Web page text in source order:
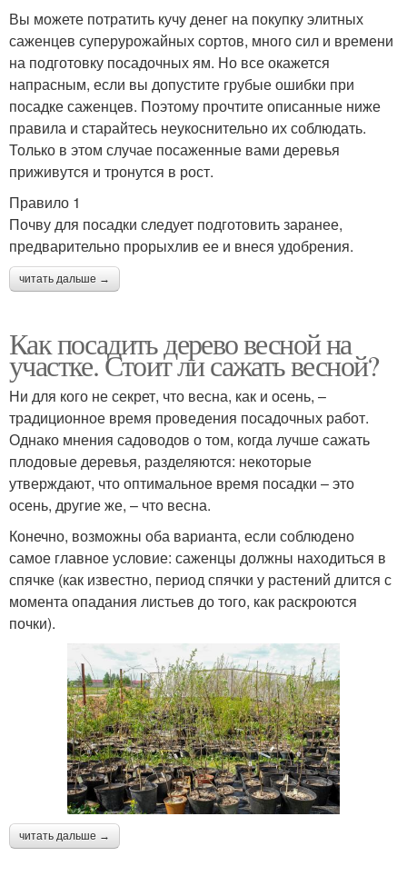
Вы можете потратить кучу денег на покупку элитных
саженцев суперурожайных сортов, много сил и времени
на подготовку посадочных ям. Но все окажется
напрасным, если вы допустите грубые ошибки при
посадке саженцев. Поэтому прочтите описанные ниже
правила и старайтесь неукоснительно их соблюдать.
Только в этом случае посаженные вами деревья
приживутся и тронутся в рост.
Правило 1
Почву для посадки следует подготовить заранее,
предварительно прорыхлив ее и внеся удобрения.
читать дальше →
Как посадить дерево весной на
участке. Стоит ли сажать весной?
Ни для кого не секрет, что весна, как и осень, –
традиционное время проведения посадочных работ.
Однако мнения садоводов о том, когда лучше сажать
плодовые деревья, разделяются: некоторые
утверждают, что оптимальное время посадки – это
осень, другие же, – что весна.
Конечно, возможны оба варианта, если соблюдено
самое главное условие: саженцы должны находиться в
спячке (как известно, период спячки у растений длится с
момента опадания листьев до того, как раскроются
почки).
читать дальше →